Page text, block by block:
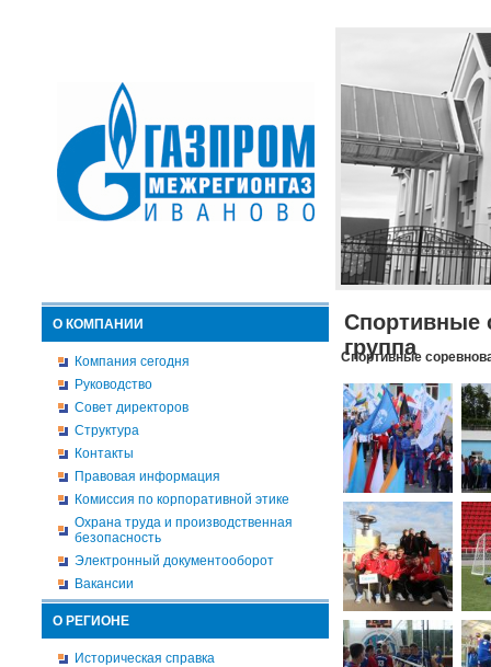
О КОМПАНИИ
Компания сегодня
Руководство
Совет директоров
Структура
Контакты
Правовая информация
Комиссия по корпоративной этике
Охрана труда и производственная
безопасность
Электронный документооборот
Вакансии
О РЕГИОНЕ
Историческая справка
Спортивные
группа
Спортивные